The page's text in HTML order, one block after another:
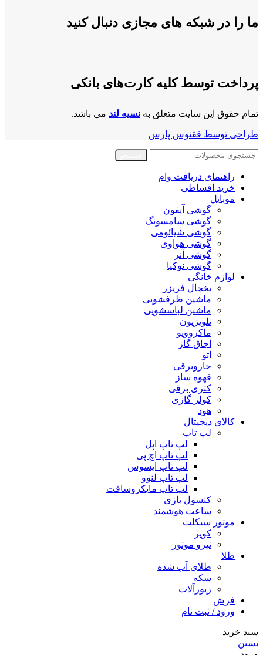
ما را در شبکه های مجازی دنبال کنید
پرداخت توسط کلیه کارت‌های بانکی
تمام حقوق این سایت متعلق به نسیه لند می باشد.
طراحی توسط ققنوس پارس
راهنمای دریافت وام
خرید اقساطی
موبایل
گوشی آیفون
گوشی سامسونگ
گوشی شیائومی
گوشی هواوی
گوشی آنر
گوشی نوکیا
لوازم خانگی
یخچال فریزر
ماشین ظرفشویی
ماشین لباسشویی
تلویزیون
ماکروویو
اجاق گاز
اتو
جاروبرقی
قهوه ساز
کتری برقی
کولر گازی
هود
کالای دیجیتال
لپ تاپ
لپ تاپ اپل
لپ تاپ اچ پی
لپ تاپ ایسوس
لپ تاپ لنوو
لپ تاپ مایکروسافت
کنسول بازی
ساعت هوشمند
موتور سیکلت
کویر
نیرو موتور
طلا
طلای آب شده
سکه
زیورآلات
فرش
ورود / ثبت نام
سبد خرید
بستن